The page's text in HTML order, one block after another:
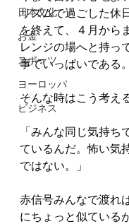
日本文化
お金
スポーツ
ヨーロッパ
ビジネス
リズムで過ごした休
を終えて、４月から
レンジの場へと持っ
事でいっぱいである。
そんな時はこう考え
「みんな同じ気持ち
ているんだ。怖い気
ではない。」
赤信号みんなで渡れ
にちょっと似ている